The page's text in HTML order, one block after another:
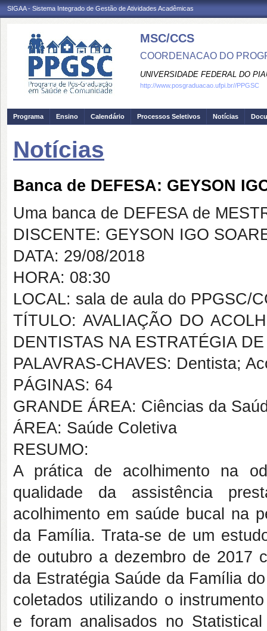
SIGAA - Sistema Integrado de Gestão de Atividades Acadêmicas
MSC/CCS
COORDENACAO DO
UNIVERSIDADE FEDERAL DO
http://www.posgraduacao.ufpi.br//PPGSC
Programa Ensino Calendário Processos Seletivos Notícias
Notícias
Banca de DEFESA: GEYSON
Uma banca de DEFESA de
DISCENTE: GEYSON IGO
DATA: 29/08/2018
HORA: 08:30
LOCAL: sala de aula do PPGSC/
TÍTULO: AVALIAÇÃO DO
DENTISTAS NA ESTRATÉGIA
PALAVRAS-CHAVES: Dentista;
PÁGINAS: 64
GRANDE ÁREA: Ciências da
ÁREA: Saúde Coletiva
RESUMO:
A prática de acolhimento na
qualidade da assistência
acolhimento em saúde bucal na
da Família. Trata-se de um
de outubro a dezembro de 2017
da Estratégia Saúde da Família
coletados utilizando o
e foram analisados no